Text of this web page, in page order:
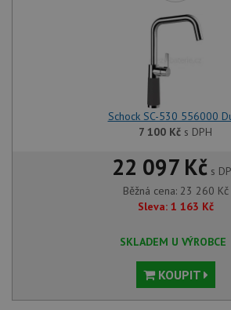
Schock SC-530 556000
7 100 Kč s DPH
22 097 Kč s
Běžná cena: 23 260 Kč
Sleva: 1 163 Kč
SKLADEM U VÝROBCE
KOUPIT